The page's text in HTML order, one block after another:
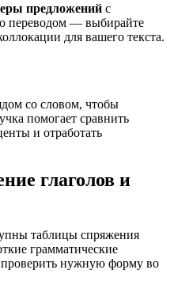
предложений с
переводом — выбирайте
для вашего текста.
со словом, чтобы
помогает сравнить
и отработать
глаголов и
таблицы спряжения
грамматические
нужную форму во